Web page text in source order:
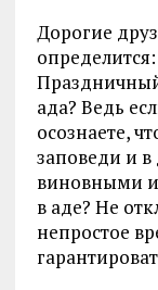
Дорогие
ада? Ведь
осознаете,
заповеди и в
виновными
в аде? Не
непростое